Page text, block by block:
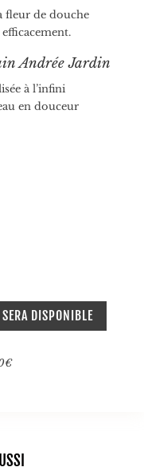
fleur de douche
Andrée Jardin
à l’infini
en douceur
DISPONIBLE